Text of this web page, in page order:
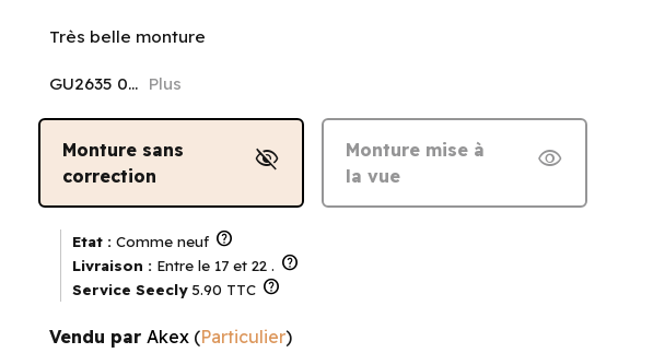
Très belle monture
GU2635 0... Plus
Monture sans
correction
visibility_off
Monture mise à
la vue
visibility
Etat : Comme neuf help
Livraison : Entre le 17 et 22 . help
Service Seecly 5.90 TTC help
Vendu par Akex (Particulier)